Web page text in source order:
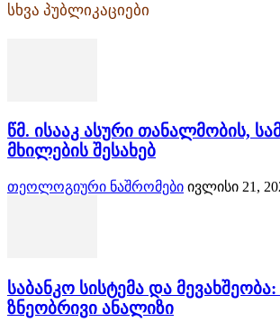
სხვა პუბლიკაციები
წმ. ისააკ ასური თანალმობის,
მხილების შესახებ
თეოლოგიური ნაშრომები ივლისი 21,
საბანკო სისტემა და
ზნეობრივი ანალიზი